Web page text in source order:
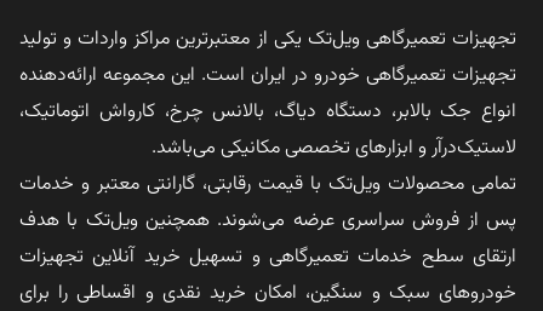
تجهیزات تعمیرگاهی ویل‌تک یکی از معتبرترین مراکز واردات و تولید
تجهیزات تعمیرگاهی خودرو در ایران است. این مجموعه ارائه‌دهنده
انواع جک بالابر، دستگاه دیاگ، بالانس چرخ، کارواش اتوماتیک،
لاستیک‌درآر و ابزارهای تخصصی مکانیکی می‌باشد.
تمامی محصولات ویل‌تک با قیمت رقابتی، گارانتی معتبر و خدمات
پس از فروش سراسری عرضه می‌شوند. همچنین ویل‌تک با هدف
ارتقای سطح خدمات تعمیرگاهی و تسهیل خرید آنلاین تجهیزات
خودروهای سبک و سنگین، امکان خرید نقدی و اقساطی را برای